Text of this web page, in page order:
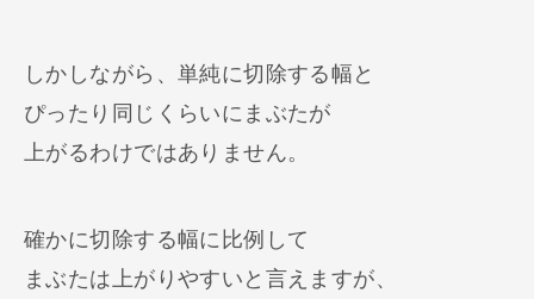
しかしながら、単純に切除する幅と
ぴったり同じくらいにまぶたが
上がるわけではありません。
確かに切除する幅に比例して
まぶたは上がりやすいと言えますが、